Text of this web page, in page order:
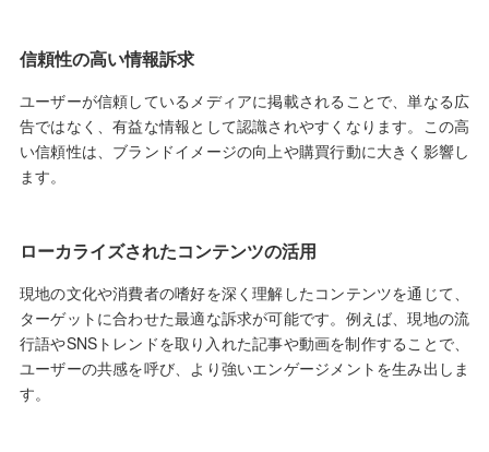
信頼性の高い情報訴求
ユーザーが信頼しているメディアに掲載されることで、単なる広
告ではなく、有益な情報として認識されやすくなります。この高
い信頼性は、ブランドイメージの向上や購買行動に大きく影響し
ます。
ローカライズされたコンテンツの活用
現地の文化や消費者の嗜好を深く理解したコンテンツを通じて、
ターゲットに合わせた最適な訴求が可能です。例えば、現地の流
行語やSNSトレンドを取り入れた記事や動画を制作することで、
ユーザーの共感を呼び、より強いエンゲージメントを生み出しま
す。